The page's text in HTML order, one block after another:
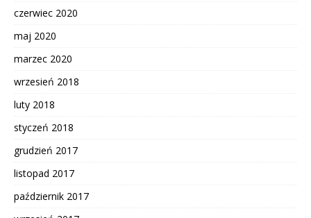
czerwiec 2020
maj 2020
marzec 2020
wrzesień 2018
luty 2018
styczeń 2018
grudzień 2017
listopad 2017
październik 2017